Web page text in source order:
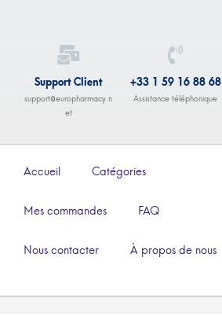
Support Client
support@europharmacy.n
et
+33 1 59 16 88 68
Assistance téléphonique
Accueil Catégories
Mes commandes FAQ
Nous contacter À propos de nous